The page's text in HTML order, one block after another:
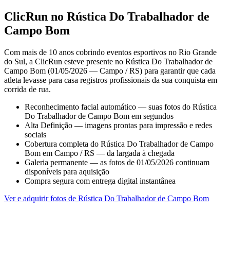
ClicRun no Rústica Do Trabalhador de
Campo Bom
Com mais de 10 anos cobrindo eventos esportivos no Rio Grande
do Sul, a ClicRun esteve presente no Rústica Do Trabalhador de
Campo Bom (01/05/2026 — Campo / RS) para garantir que cada
atleta levasse para casa registros profissionais da sua conquista em
corrida de rua.
Reconhecimento facial automático — suas fotos do Rústica
Do Trabalhador de Campo Bom em segundos
Alta Definição — imagens prontas para impressão e redes
sociais
Cobertura completa do Rústica Do Trabalhador de Campo
Bom em Campo / RS — da largada à chegada
Galeria permanente — as fotos de 01/05/2026 continuam
disponíveis para aquisição
Compra segura com entrega digital instantânea
Ver e adquirir fotos de Rústica Do Trabalhador de Campo Bom